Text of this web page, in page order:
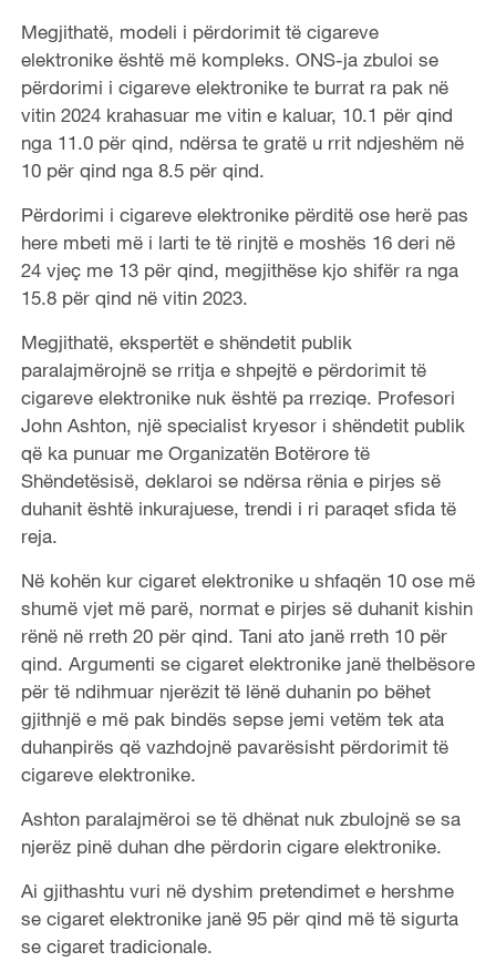
Megjithatë, modeli i përdorimit të cigareve
elektronike është më kompleks. ONS-ja zbuloi se
përdorimi i cigareve elektronike te burrat ra pak në
vitin 2024 krahasuar me vitin e kaluar, 10.1 për qind
nga 11.0 për qind, ndërsa te gratë u rrit ndjeshëm në
10 për qind nga 8.5 për qind.
Përdorimi i cigareve elektronike përditë ose herë pas
here mbeti më i larti te të rinjtë e moshës 16 deri në
24 vjeç me 13 për qind, megjithëse kjo shifër ra nga
15.8 për qind në vitin 2023.
Megjithatë, ekspertët e shëndetit publik
paralajmërojnë se rritja e shpejtë e përdorimit të
cigareve elektronike nuk është pa rreziqe. Profesori
John Ashton, një specialist kryesor i shëndetit publik
që ka punuar me Organizatën Botërore të
Shëndetësisë, deklaroi se ndërsa rënia e pirjes së
duhanit është inkurajuese, trendi i ri paraqet sfida të
reja.
Në kohën kur cigaret elektronike u shfaqën 10 ose më
shumë vjet më parë, normat e pirjes së duhanit kishin
rënë në rreth 20 për qind. Tani ato janë rreth 10 për
qind. Argumenti se cigaret elektronike janë thelbësore
për të ndihmuar njerëzit të lënë duhanin po bëhet
gjithnjë e më pak bindës sepse jemi vetëm tek ata
duhanpirës që vazhdojnë pavarësisht përdorimit të
cigareve elektronike.
Ashton paralajmëroi se të dhënat nuk zbulojnë se sa
njerëz pinë duhan dhe përdorin cigare elektronike.
Ai gjithashtu vuri në dyshim pretendimet e hershme
se cigaret elektronike janë 95 për qind më të sigurta
se cigaret tradicionale.